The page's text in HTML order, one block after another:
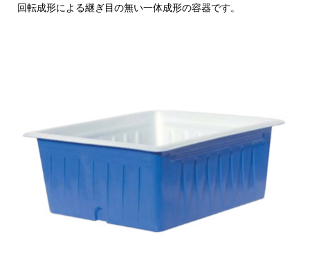
回転成形による継ぎ目の無い一体成形の容器です。